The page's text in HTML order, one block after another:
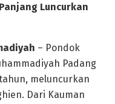
Luncurkan
– Pondok
Padang
meluncurkan
Dari Kauman